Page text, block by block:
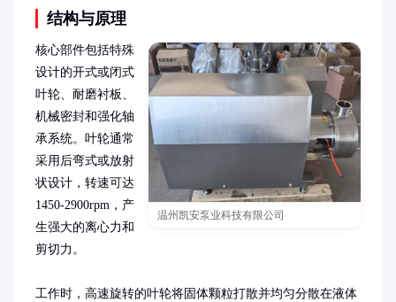
结构与原理
温州凯安泵业科技有限公司
核心部件包括特殊
设计的开式或闭式
叶轮、耐磨衬板、
机械密封和强化轴
承系统。叶轮通常
采用后弯式或放射
状设计，转速可达
1450-2900rpm，产
生强大的离心力和
剪切力。
工作时，高速旋转的叶轮将固体颗粒打散并均匀分散在液体